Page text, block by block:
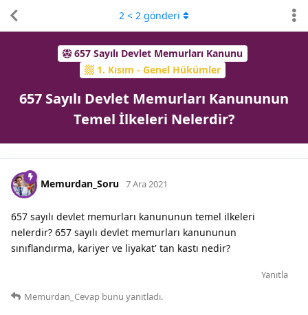
657 Sayılı Devlet Memurları Kanunu
1. Kısım - Genel Hükümler
657 Sayılı Devlet Memurları Kanununun
Temel İlkeleri Nelerdir?
2 < 2 gönderi
Memurdan_Soru 7 Ara 2021
657 sayılı devlet memurları kanununun temel ilkeleri
nelerdir? 657 sayılı devlet memurları kanununun
sınıflandırma, kariyer ve liyakat' tan kastı nedir?
Yanıtla
Memurdan_Cevap bunu yanıtladı.